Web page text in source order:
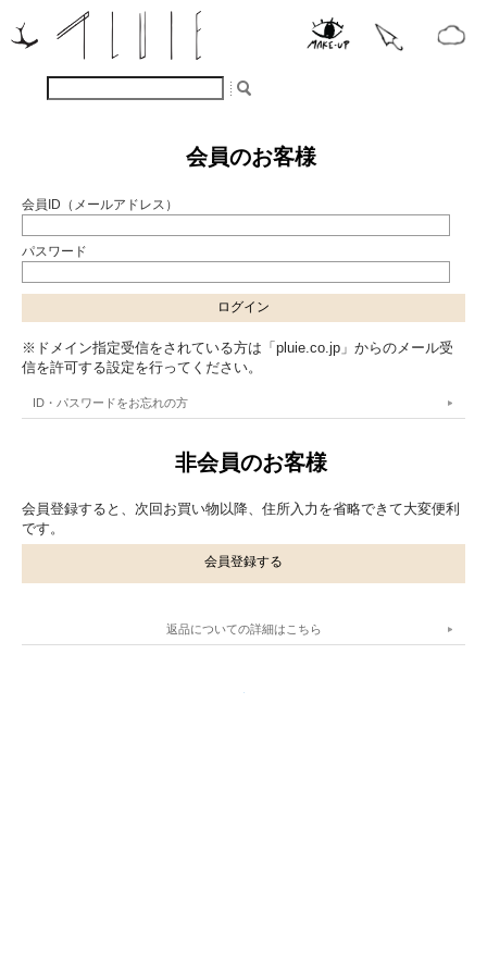
会員のお客様
会員ID（メールアドレス）
パスワード
※ドメイン指定受信をされている方は「pluie.co.jp」からのメール受
信を許可する設定を行ってください。
ID・パスワードをお忘れの方
非会員のお客様
会員登録すると、次回お買い物以降、住所入力を省略できて大変便利
です。
会員登録する
返品についての詳細はこちら